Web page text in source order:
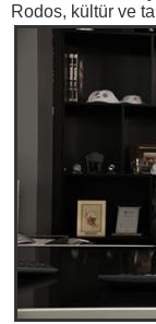
Rodos, kültür ve